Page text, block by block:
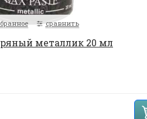
сравнить
металлик 20 мл